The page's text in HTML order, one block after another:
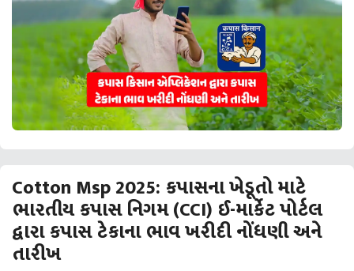
Cotton Msp 2025: કપાસના ખેડૂતો માટે
ભારતીય કપાસ નિગમ (CCI) ઈ-માર્કેટ પોર્ટલ
દ્વારા કપાસ ટેકાના ભાવ ખરીદી નોંધણી અને
તારીખ